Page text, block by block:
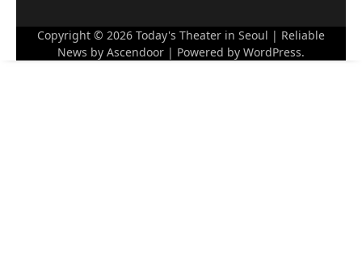
Copyright © 2026 Today's Theater in Seoul | Reliable
News by Ascendoor | Powered by WordPress.